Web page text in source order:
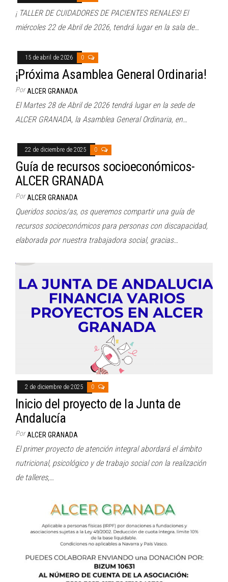
¡ TALLER DE CUIDADORES DE PACIENTES RENALES! El
miércoles 22 de Abril de 2026, tendrá lugar en la sala de…
15 de abril de 2026 0
¡Próxima Asamblea General Ordinaria!
Por ALCER GRANADA
El Martes 28 de Abril de 2026 tendrá lugar en la sede de
ALCER GRANADA, la Asamblea General Ordinaria, en…
22 de diciembre de 2025 0
Guía de recursos socioeconómicos-
ALCER GRANADA
Por ALCER GRANADA
Queridos socios/as, os queremos compartir una guía de
recursos socioeconómicos para personas con discapacidad,
elaborada por nuestra trabajadora social, gracias…
2 de diciembre de 2025 0
Inicio del proyecto de la Junta de
Andalucía
Por ALCER GRANADA
El primer proyecto de atención integral abordará el ámbito
nutricional, psicológico y de trabajo social con la realización
de talleres,…